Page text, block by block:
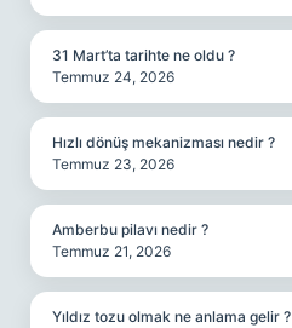
31 Mart’ta tarihte ne oldu ?
Temmuz 24, 2026
Hızlı dönüş mekanizması nedir ?
Temmuz 23, 2026
Amberbu pilavı nedir ?
Temmuz 21, 2026
Yıldız tozu olmak ne anlama gelir ?